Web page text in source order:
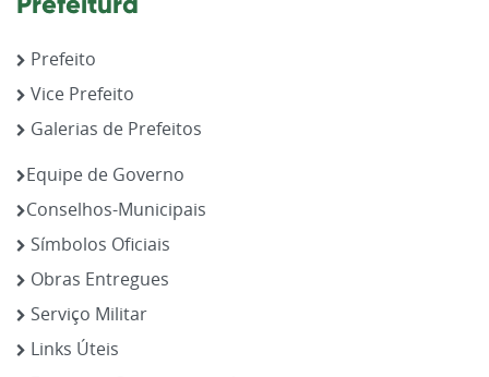
Prefeito
Vice Prefeito
Galerias de Prefeitos
Equipe de Governo
Conselhos-Municipais
Símbolos Oficiais
Obras Entregues
Serviço Militar
Links Úteis